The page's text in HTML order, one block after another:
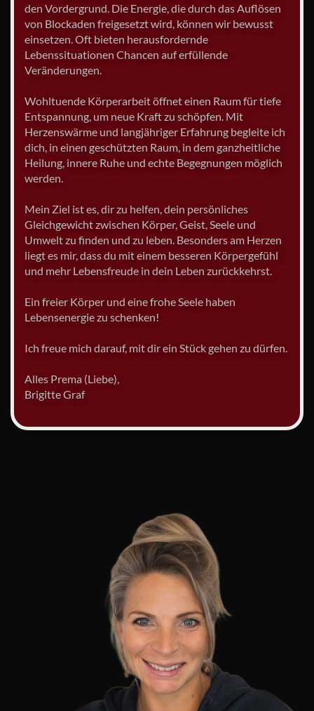
den Vordergrund. Die Energie, die durch das Auflösen
von Blockaden freigesetzt wird, können wir bewusst
einsetzen. Oft bieten herausfordernde
Lebenssituationen Chancen auf erfüllende
Veränderungen.
Wohltuende Körperarbeit öffnet einen Raum für tiefe
Entspannung, um neue Kraft zu schöpfen. Mit
Herzenswärme und langjähriger Erfahrung begleite ich
dich, in einen geschützten Raum, in dem ganzheitliche
Heilung, innere Ruhe und echte Begegnungen möglich
werden.
Mein Ziel ist es, dir zu helfen, dein persönliches
Gleichgewicht zwischen Körper, Geist, Seele und
Umwelt zu finden und zu leben. Besonders am Herzen
liegt es mir, dass du mit einem besseren Körpergefühl
und mehr Lebensfreude in dein Leben zurückkehrst.
Ein freier Körper und eine frohe Seele haben
Lebensenergie zu schenken!
Ich freue mich darauf, mit dir ein Stück gehen zu dürfen.
Alles Prema (Liebe),
Brigitte Graf